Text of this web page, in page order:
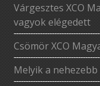
Várgesztes XCO
vagyok elégedett
Csömör XCO
Melyik a nehezebb